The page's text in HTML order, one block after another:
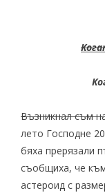
Възникнал съм
лето Господне
бяха прерязали
съобщиха, че
астероид с